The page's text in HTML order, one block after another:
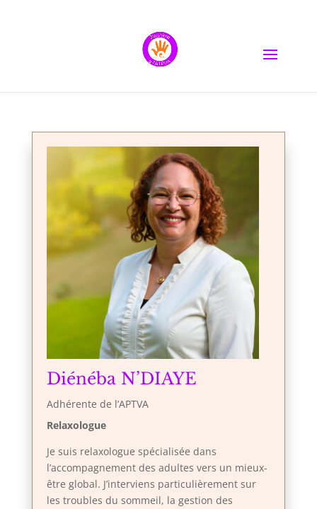
Diénéba N’DIAYE
Adhérente de l’APTVA
Relaxologue
Je suis relaxologue spécialisée dans
l’accompagnement des adultes vers un mieux-
être global. J’interviens particulièrement sur
les troubles du sommeil, la gestion des